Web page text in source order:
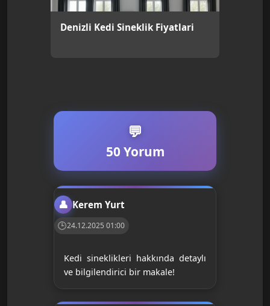
Denizli Kedi Sineklik Fiyatlari
50 Yorum
Kerem Yurt
24.12.2025 01:00
Kedi sineklikleri hakkında detaylı
ve bilgilendirici bir makale!